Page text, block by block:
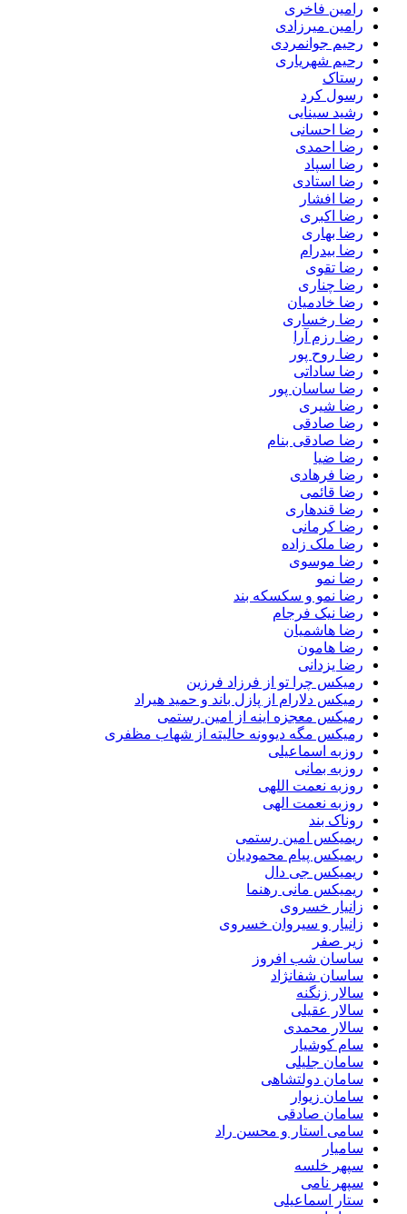
رامین فاخری
رامین میرزادی
رحیم جوانمردی
رحیم شهریاری
رستاک
رسول کرد
رشید سینایی
رضا احسانی
رضا احمدی
رضا اسپاد
رضا استادی
رضا افشار
رضا اکبری
رضا بهاری
رضا بیدرام
رضا تقوی
رضا چناری
رضا خادمیان
رضا رخساری
رضا رزم آرا
رضا روح پور
رضا ساداتی
رضا ساسان پور
رضا شیری
رضا صادقی
رضا صادقی بنام
رضا ضیا
رضا فرهادی
رضا قائمی
رضا قندهاری
رضا کرمانی
رضا ملک زاده
رضا موسوی
رضا نمو
رضا نمو و سکسکه بند
رضا نیک فرجام
رضا هاشمیان
رضا هامون
رضا یزدانی
رمیکس چرا تو از فرزاد فرزین
رمیکس دلارام از پازل باند و حمید هیراد
رمیکس معجزه اینه از امین رستمی
رمیکس مگه دیوونه حالیته از شهاب مظفری
روزبه اسماعیلی
روزبه بمانی
روزبه نعمت اللهی
روزبه نعمت الهی
روناک بند
ریمیکس امین رستمی
ریمیکس پیام محمودیان
ریمیکس جی دال
ریمیکس مانی رهنما
زانیار خسروی
زانیار و سیروان خسروی
زیر صفر
ساسان شب افروز
ساسان شفانژاد
سالار زنگنه
سالار عقیلی
سالار محمدی
سام کوشیار
سامان جلیلی
سامان دولتشاهی
سامان زیوار
سامان صادقی
سامی استار و محسن راد
سامیار
سپهر خلسه
سپهر نامی
ستار اسماعیلی